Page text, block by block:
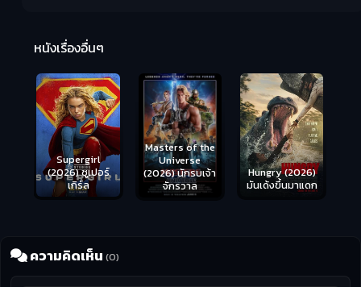
หนังเรื่องอื่นๆ
Supergirl
(2026) ซูเปอร์
เกิร์ล
Masters of the
Universe
(2026) นักรบเจ้า
จักรวาล
Hungry (2026)
มันเด้งขึ้นมาแดก
ความคิดเห็น (0)